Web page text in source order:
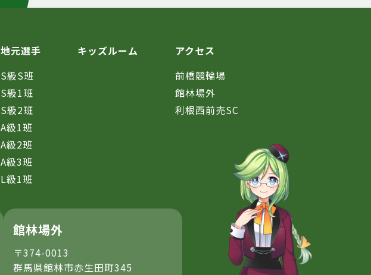
地元選手
S級S班
S級1班
S級2班
A級1班
A級2班
A級3班
L級1班
キッズルーム
アクセス
前橋競輪場
館林場外
利根西前売SC
館林場外
〒374-0013
群馬県館林市赤生田町345